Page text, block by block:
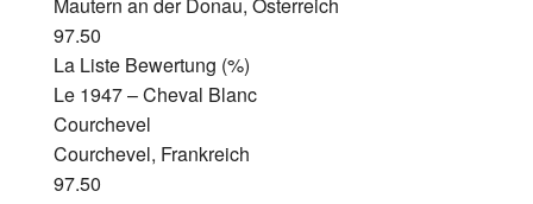
Mautern an der Donau, Österreich
97.50
La Liste Bewertung (%)
Le 1947 – Cheval Blanc
Courchevel
Courchevel, Frankreich
97.50